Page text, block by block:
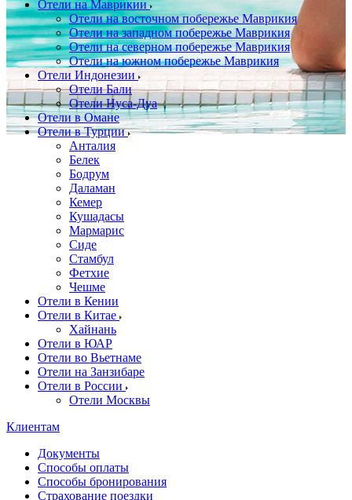
Отели на Маврикии
Отели на восточном побережье Маврикия
Отели на западном побережье Маврикия
Отели на северном побережье Маврикия
Отели на южном побережье Маврикия
Отели Индонезии
Отели Бали
Отели Нуса-Дуа
Отели в Омане
Отели в Турции
Анталия
Белек
Бодрум
Даламан
Кемер
Кушадасы
Мармарис
Сиде
Стамбул
Фетхие
Чешме
Отели в Кении
Отели в Китае
Хайнань
Отели в ЮАР
Отели во Вьетнаме
Отели на Занзибаре
Отели в России
Отели Москвы
Клиентам
Документы
Способы оплаты
Способы бронирования
Страхование поездки